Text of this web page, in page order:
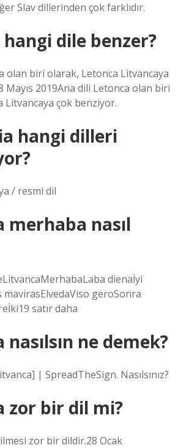
Slav dillerinden çok farklıdır.
dile benzer?
olan biri olarak, Letonca Litvancaya
Mayıs 2019Ana dili Letonca olan biri
Litvancaya çok benziyor.
hangi dilleri
/ resmi dil
merhaba nasıl
dienaİyi
mavirasElvedaViso geroSonra
satır daha
ne demek?
| SpreadTheSign. Nasılsınız?
zor bir dil mi?
zor bir dildir.28 Ocak